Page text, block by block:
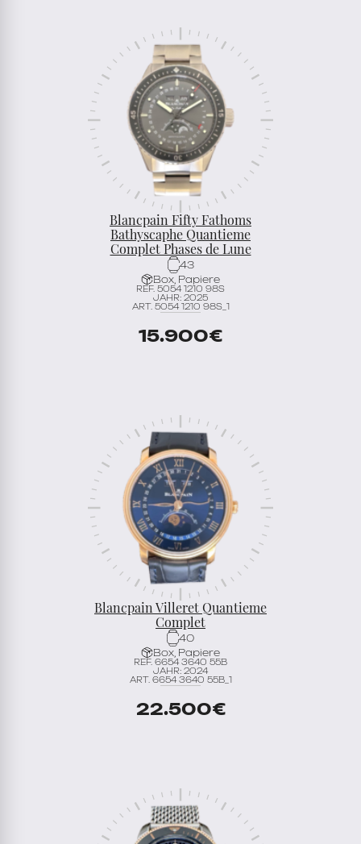
Blancpain Fifty Fathoms
Bathyscaphe Quantieme
Complet Phases de Lune
43
Box, Papiere
REF. 5054 1210 98S
JAHR: 2025
ART. 5054 1210 98S_1
15.900€
Blancpain Villeret Quantieme
Complet
40
Box, Papiere
REF. 6654 3640 55B
JAHR: 2024
ART. 6654 3640 55B_1
22.500€